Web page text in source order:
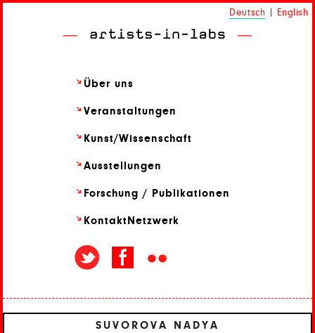
Deutsch English
Über uns
Veranstaltungen
Kunst/Wissenschaft
Ausstellungen
Forschung / Publikationen
Kontakt Netzwerk
SUVOROVA NADYA